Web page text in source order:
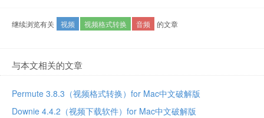
继续浏览有关 视频 视频格式转换 音频 的文章
与本文相关的文章
Permute 3.8.3（视频格式转换）for Mac中文破解版
Downie 4.4.2（视频下载软件）for Mac中文破解版